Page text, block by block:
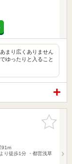
まり広くありません
ゆったりと入ること
お気に入
りに追加
91m
り徒歩1分 ・都営浅草